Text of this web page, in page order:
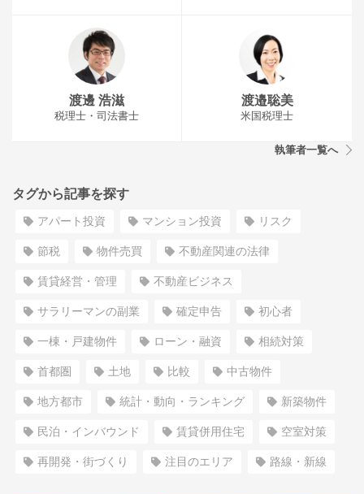
渡邊 浩滋
税理士・司法書士
渡邉聡美
米国税理士
執筆者一覧へ
タグから記事を探す
アパート投資 マンション投資 リスク
節税 物件売買 不動産関連の法律
賃貸経営・管理 不動産ビジネス
サラリーマンの副業 確定申告 初心者
一棟・戸建物件 ローン・融資 相続対策
首都圏 土地 比較 中古物件
地方都市 統計・動向・ランキング 新築物件
民泊・インバウンド 賃貸併用住宅 空室対策
再開発・街づくり 注目のエリア 路線・新線